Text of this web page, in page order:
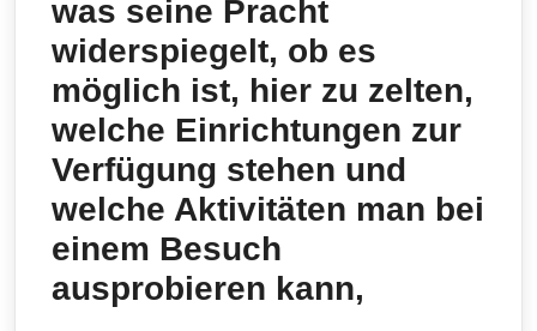
was seine Pracht
widerspiegelt, ob es
möglich ist, hier zu zelten,
welche Einrichtungen zur
Verfügung stehen und
welche Aktivitäten man bei
einem Besuch
ausprobieren kann,